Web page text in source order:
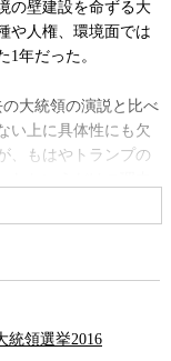
の壁建設を命ずる大
や人権、環境面では
年だった。
大統領の演説と比べ
い上に具体性にも欠
、もはやトランプの
と高い評価をされる
、TPPやパリ協定や
からその破壊者へ
スラエルの首都と認
統領選挙2016